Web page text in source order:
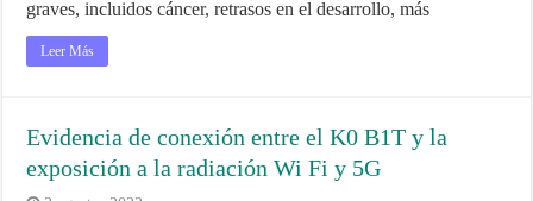
graves, incluidos cáncer, retrasos en el desarrollo, más
Leer Más
Evidencia de conexión entre el K0 B1T y la
exposición a la radiación Wi Fi y 5G